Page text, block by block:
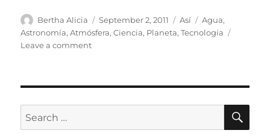
Author
Bertha Alicia
Posted
on
September 2, 2011 Categories
Así Tags
Agua,
Astronomía,Atmósfera,Ciencia, Planeta,Tecnología
Leave a commenton
atmósfera
a
Search
for: